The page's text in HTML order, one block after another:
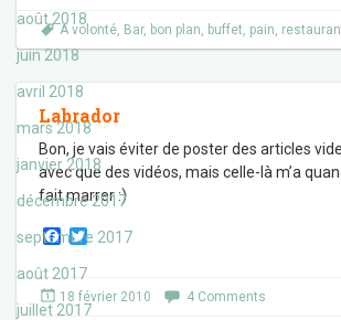
août 2018
juin 2018
avril 2018
mars 2018
janvier 2018
décembre 2017
septembre 2017
août 2017
juillet 2017
A volonté, Bar, bon plan, buffet, pain,
Labrador
Bon, je vais éviter de poster des articles
avec que des vidéos, mais celle-là m’a
fait marrer :)
F
c
e
b
T
t
t
18 février 2010 4 Comments